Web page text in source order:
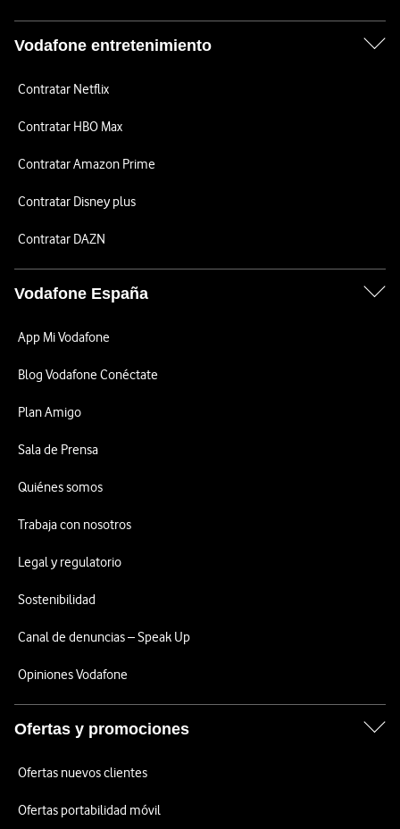
Vodafone entretenimiento
Contratar Netflix
Contratar HBO Max
Contratar Amazon Prime
Contratar Disney plus
Contratar DAZN
Vodafone España
App Mi Vodafone
Blog Vodafone Conéctate
Plan Amigo
Sala de Prensa
Quiénes somos
Trabaja con nosotros
Legal y regulatorio
Sostenibilidad
Canal de denuncias – Speak Up
Opiniones Vodafone
Ofertas y promociones
Ofertas nuevos clientes
Ofertas portabilidad móvil